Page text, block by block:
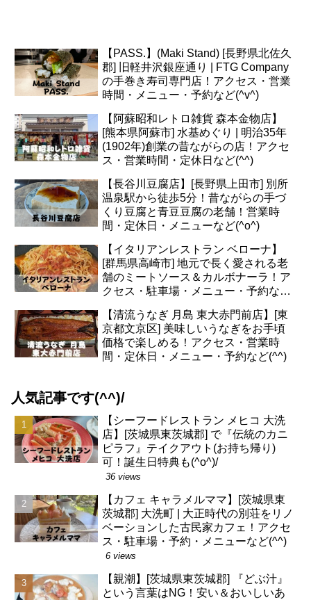
【PASS.】(Maki Stand) [長野県北佐久
郡] 旧軽井沢銀座通り | FTG Company
の手巻き寿司専門店！アクセス・営業
時間・メニュー・予約など(^v^)
【阿蘇昭和レトロ雑貨 森本金物店】
[熊本県阿蘇市] 水基めぐり | 明治35年
(1902年)創業の昔ながらの店！アクセ
ス・営業時間・定休日など(^^)
【長谷川豆腐店】[長野県上田市] 別所
温泉駅から徒歩5分！昔ながらの手づ
くり豆腐と青豆豆腐の老舗！営業時
間・定休日・メニューなど(^o^)
【イタリアンレストラン ベローナ】
[群馬県高崎市] 地元で長く愛される老
舗のミートソース＆カルボナーラ！ア
クセス・駐車場・メニュー・予約など
【清流うなぎ 月島 東大赤門前店】[東
京都文京区] 美味しいうなぎをお手頃
価格で楽しめる！アクセス・営業時
間・定休日・メニュー・予約など(^^)
人気記事です(^^)/
【シーフードレストラン メヒコ 大洗
店】[茨城県東茨城郡] で『伝統のカニ
ピラフ』テイクアウト(お持ち帰り)
可！誕生日特典も(^o^)/
36 views
【カフェ キャラメルママ】[茨城県東
茨城郡] 大洗町 | 大正時代の別荘をリノ
ベーションした古民家カフェ！アクセ
ス・駐車場・予約・メニューなど(^^)
6 views
【親潮】[茨城県東茨城郡] 『どぶ汁』
という言葉はNG！安い＆おいしいあ